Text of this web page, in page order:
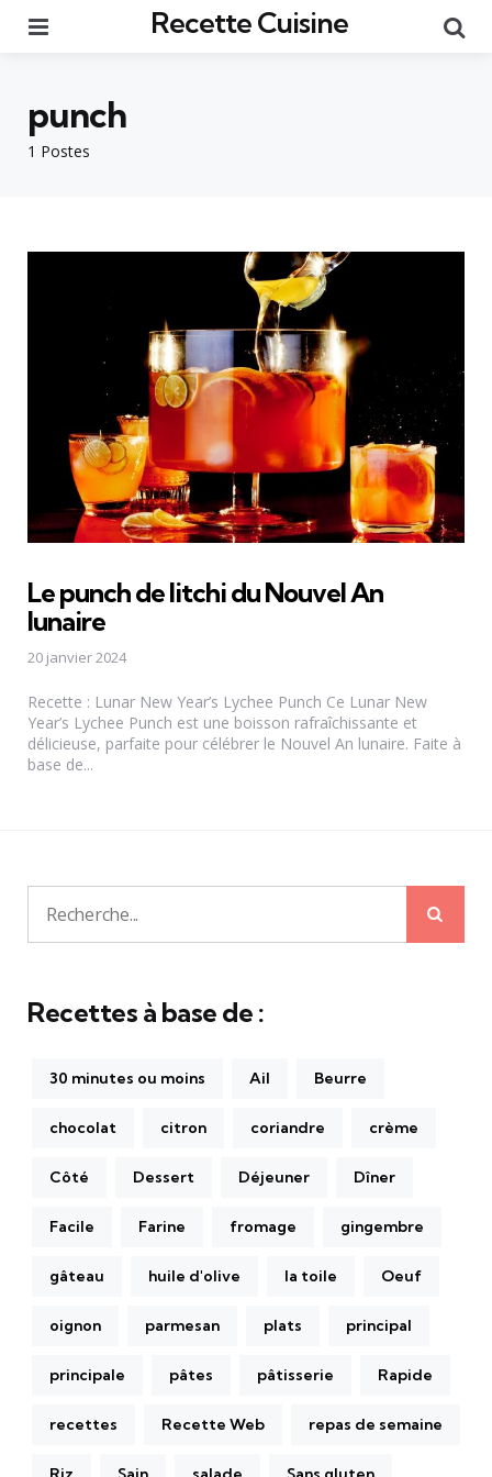
Recette Cuisine
1 Postes
punch
Le punch de litchi du Nouvel An
lunaire
20 janvier 2024
Recette : Lunar New Year’s Lychee Punch Ce Lunar New
Year’s Lychee Punch est une boisson rafraîchissante et
délicieuse, parfaite pour célébrer le Nouvel An lunaire. Faite à
base de...
Recherche
pour:
Recettes à base de :
30 minutes ou moins Ail Beurre
chocolat citron coriandre crème
Côté Dessert Déjeuner Dîner
Facile Farine fromage gingembre
gâteau huile d'olive la toile Oeuf
oignon parmesan plats principal
principale pâtes pâtisserie Rapide
recettes Recette Web repas de semaine